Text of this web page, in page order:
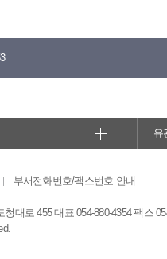
유
부서전화번호/팩스번호 안내
대로 455 대표 054-880-4354 팩스